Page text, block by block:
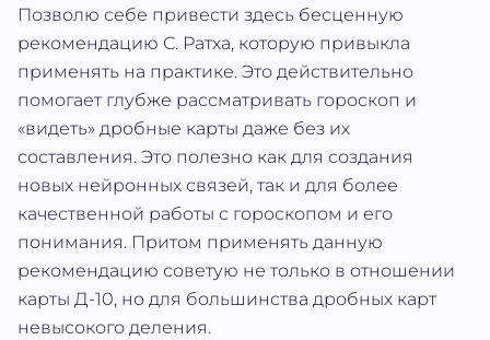
Позволю себе привести здесь бесценную
рекомендацию С. Ратха, которую привыкла
применять на практике. Это действительно
помогает глубже рассматривать гороскоп и
«видеть» дробные карты даже без их
составления. Это полезно как для создания
новых нейронных связей, так и для более
качественной работы с гороскопом и его
понимания. Притом применять данную
рекомендацию советую не только в отношении
карты Д-10, но для большинства дробных карт
невысокого деления.